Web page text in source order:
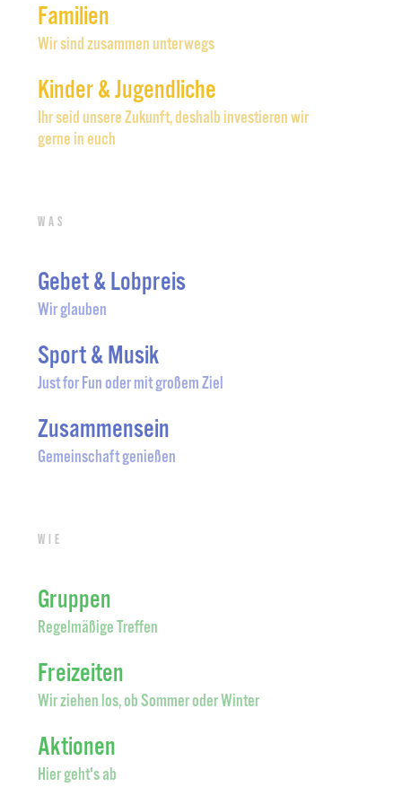
Familien
Wir sind zusammen unterwegs
Kinder & Jugendliche
Ihr seid unsere Zukunft, deshalb investieren wir
gerne in euch
Was
Gebet & Lobpreis
Wir glauben
Sport & Musik
Just for Fun oder mit großem Ziel
Zusammensein
Gemeinschaft genießen
Wie
Gruppen
Regelmäßige Treffen
Freizeiten
Wir ziehen los, ob Sommer oder Winter
Aktionen
Hier geht's ab